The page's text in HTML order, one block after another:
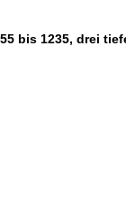
bis 1235, drei